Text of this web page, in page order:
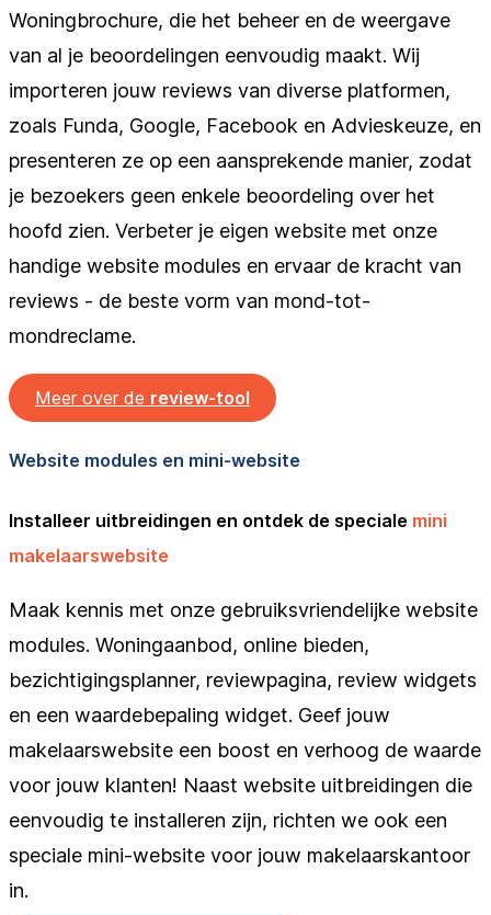
Woningbrochure, die het beheer en de weergave
van al je beoordelingen eenvoudig maakt. Wij
importeren jouw reviews van diverse platformen,
zoals Funda, Google, Facebook en Advieskeuze, en
presenteren ze op een aansprekende manier, zodat
je bezoekers geen enkele beoordeling over het
hoofd zien. Verbeter je eigen website met onze
handige website modules en ervaar de kracht van
reviews - de beste vorm van mond-tot-
mondreclame.
Meer over de review-tool
Website modules en mini-website
Installeer uitbreidingen en ontdek de speciale mini
makelaarswebsite
Maak kennis met onze gebruiksvriendelijke website
modules. Woningaanbod, online bieden,
bezichtigingsplanner, reviewpagina, review widgets
en een waardebepaling widget. Geef jouw
makelaarswebsite een boost en verhoog de waarde
voor jouw klanten! Naast website uitbreidingen die
eenvoudig te installeren zijn, richten we ook een
speciale mini-website voor jouw makelaarskantoor
in.